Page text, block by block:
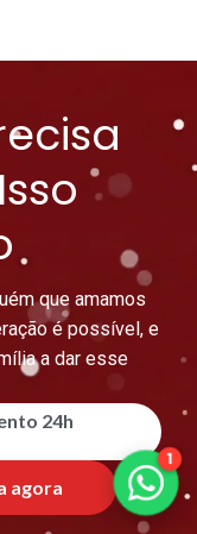
que amamos
é possível, e
a dar esse
24h
agora
1